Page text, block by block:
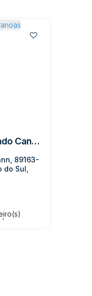
Casas no Bairro Fundo Canoas
89163-
do Sul,